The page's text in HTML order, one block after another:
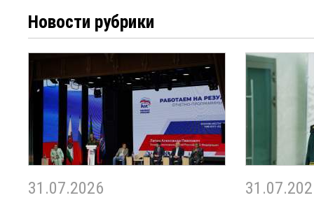
Новости рубрики
31.07.2026